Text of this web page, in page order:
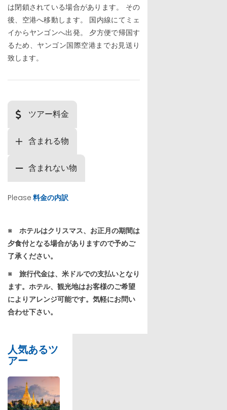
は閉鎖されている場合があります。 その
後、空港へ移動します。 国内線にてミェ
イからヤンゴンへ出発。 夕方便で帰国す
るため、ヤンゴン国際空港までお見送り
致します。
ツアー料金
含まれる物
含まれない物
Please 料金の内訳
※ ホテルはクリスマス、お正月の期間は
夕食付となる場合がありますので予めご
了承ください。
※ 旅行代金は、米ドルでの支払いとなり
ます。ホテル、観光地はお客様のご希望
によりアレンジ可能です。気軽にお問い
合わせ下さい。
人気あるツ
アー